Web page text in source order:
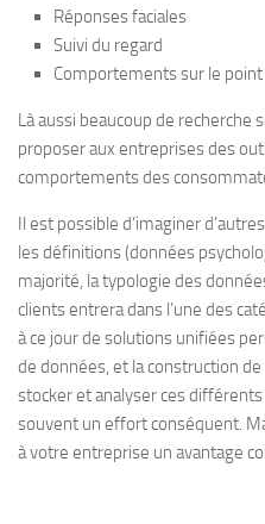
Réponses faciales
Suivi du regard
Comportements sur le
Là aussi beaucoup de recherche
proposer aux entreprises des
comportements des
Il est possible d’imaginer
les définitions (données
majorité, la typologie des
clients entrera dans l’une des
à ce jour de solutions unifiées
de données, et la construction
stocker et analyser ces
souvent un effort conséquent.
à votre entreprise un avantage